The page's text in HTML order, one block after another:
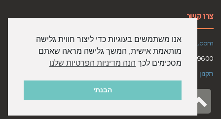
צרו קשר
Email:limitzit@gmail.com
050-6579600
תקנון האתר ומדיניות שימוש
גלילה
אנו משתמשים בעוגיות כדי ליצור חווית גלישה
מותאמת אישית, המשך גלישה מראה שאתם
מסכימים לכך הנה מדיניות הפרטיות שלנו
הבנתי